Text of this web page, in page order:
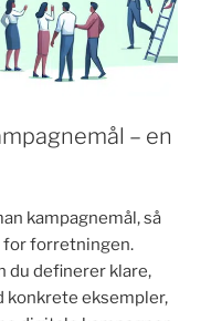
– en
kampagnemål, så
forretningen.
du definerer klare,
konkrete eksempler,